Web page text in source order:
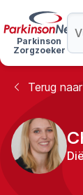
Parkinson
Zorgzoeker
Terug